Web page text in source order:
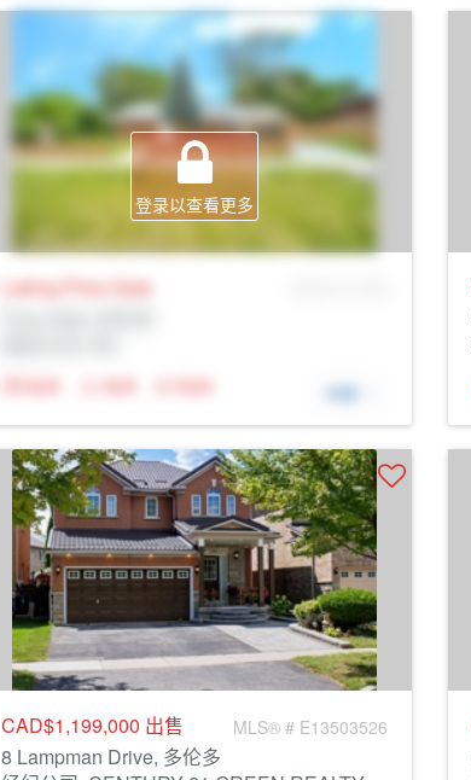
登录以查看更多
Listing Price Sale
N/A
N/A N/A 详细
CAD$1,199,000 出售 MLS® # E13503526
8 Lampman Drive, 多伦多